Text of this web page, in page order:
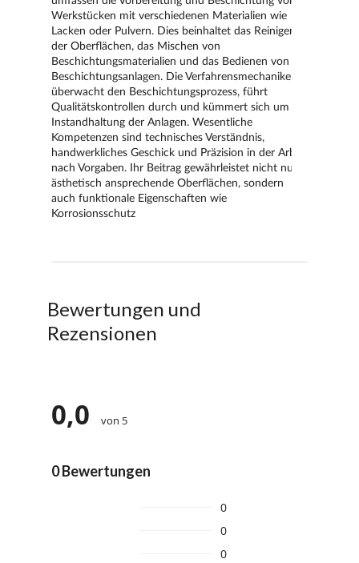
Bewertungen und
Rezensionen
0,0 von 5
0 Bewertungen
0
0
0